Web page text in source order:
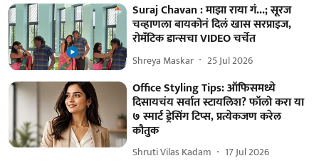
Suraj Chavan : माझा राया गं...; सूरज
चव्हाणला बायकोनं दिलं खास सरप्राइज,
रोमँटिक डान्सचा VIDEO चर्चेत
Shreya Maskar 25 Jul 2026
Office Styling Tips: ऑफिसमध्ये
दिसायचंय सर्वात स्टायलिश? फॉलो करा या
७ स्मार्ट ड्रेसिंग टिप्स, प्रत्येकजण करेल
कौतुक
Shruti Vilas Kadam 17 Jul 2026